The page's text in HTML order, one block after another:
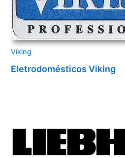
Viking
Eletrodomésticos Viking